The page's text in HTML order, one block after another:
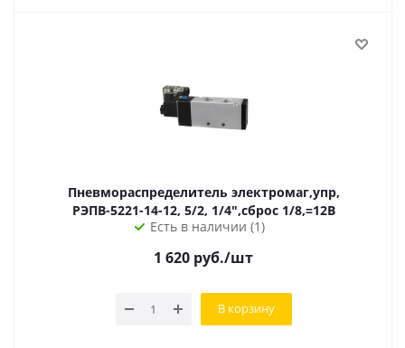
Пневмораспределитель электромаг,упр,
РЭПВ-5221-14-12, 5/2, 1/4",сброс 1/8,=12В
Есть в наличии (1)
1 620 руб./шт
В корзину